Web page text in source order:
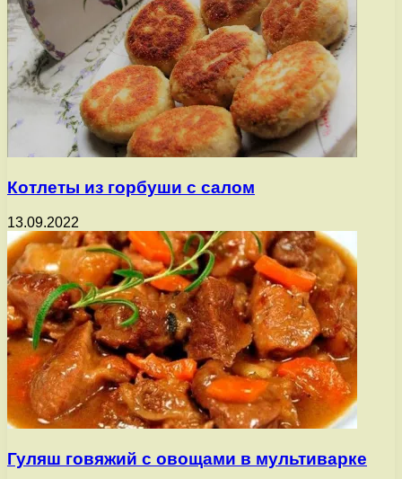
Котлеты из горбуши с салом
13.09.2022
Гуляш говяжий с овощами в мультиварке